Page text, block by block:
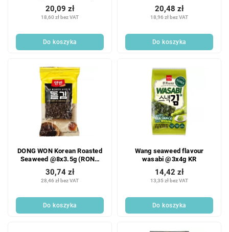
<N7000>
18,60 zł bez VAT
20,09 zł
Do koszyka
SUSHI) <N1820>
18,96 zł bez VAT
20,48 zł
Do koszyka
DONG WON Korean Roasted
Seaweed @8x3.5g (RONG
BIEN AN LIEN HQ)
28,46 zł bez VAT
30,74 zł
Do koszyka
Wang seaweed flavour
wasabi @3x4g KR
13,35 zł bez VAT
14,42 zł
Do koszyka